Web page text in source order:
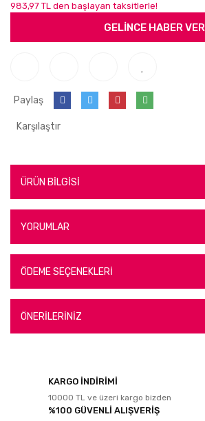
983,97 TL den başlayan taksitlerle!
GELİNCE HABER VER
Paylaş
Karşılaştır
ÜRÜN BİLGİSİ
YORUMLAR
ÖDEME SEÇENEKLERİ
ÖNERİLERİNİZ
KARGO İNDİRİMİ
10000 TL ve üzeri kargo bizden
%100 GÜVENLİ ALIŞVERİŞ